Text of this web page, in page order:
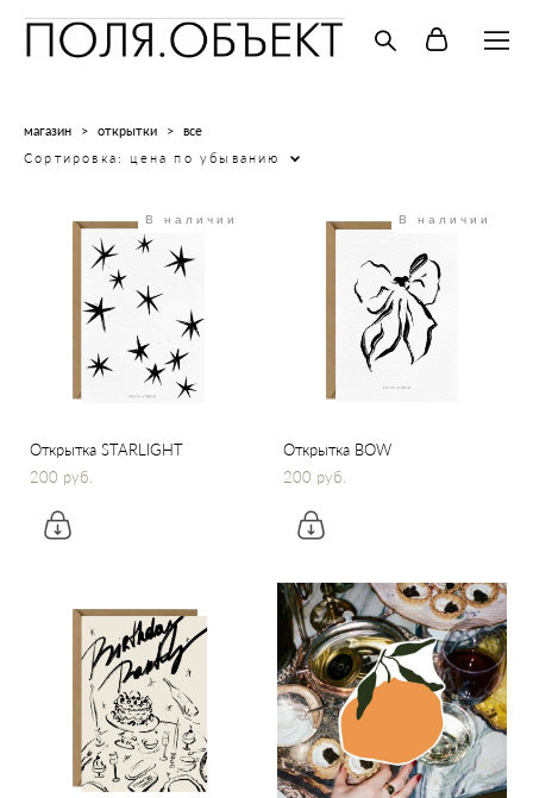
магазин > открытки >
все
Сортировка:
цена по убыванию
В наличии
Открытка STARLIGHT
200 pуб.
В наличии
Открытка BOW
200 pуб.